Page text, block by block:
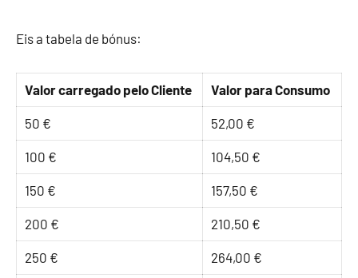
Eis a tabela de bónus:
Valor carregado pelo Cliente Valor para Consumo
50 € 52,00 €
100 € 104,50 €
150 € 157,50 €
200 € 210,50 €
250 € 264,00 €